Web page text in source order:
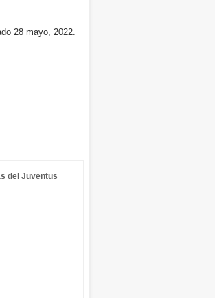
28 mayo, 2022.
del Juventus